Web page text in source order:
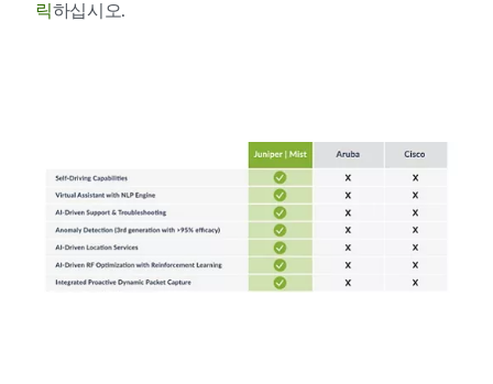
릭하십시오.